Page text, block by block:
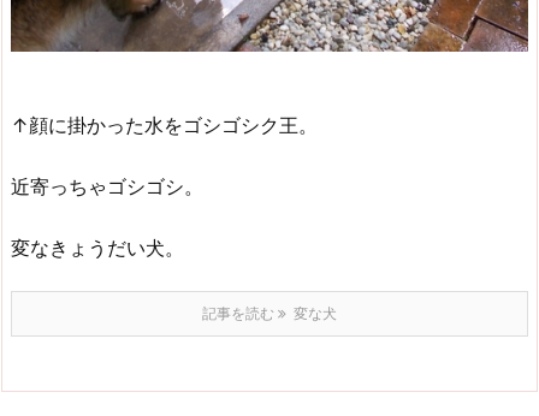
↑顔に掛かった水をゴシゴシク王。
近寄っちゃゴシゴシ。
変なきょうだい犬。
記事を読む 変な犬